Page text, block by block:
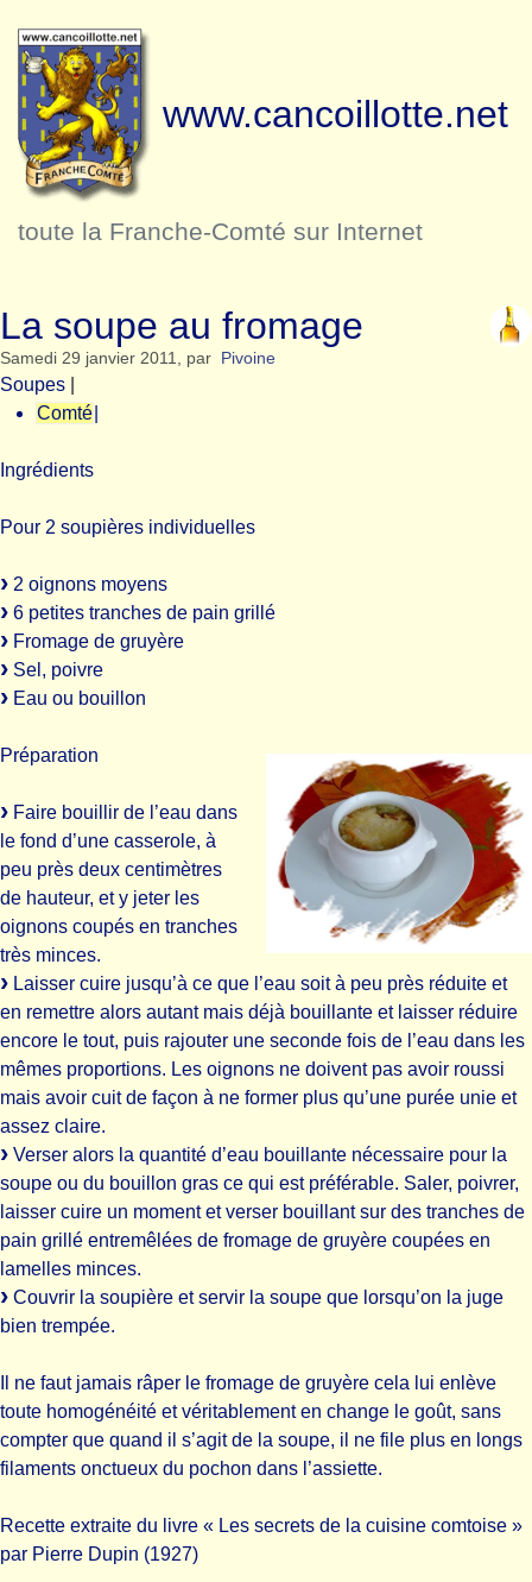
www.cancoillotte.net
toute la Franche-Comté sur Internet
La soupe au fromage
Samedi 29 janvier 2011, par Pivoine
Soupes
Comté
Ingrédients
Pour 2 soupières individuelles
2 oignons moyens
6 petites tranches de pain grillé
Fromage de gruyère
Sel, poivre
Eau ou bouillon
Préparation
Faire bouillir de l’eau dans
le fond d’une casserole, à
peu près deux centimètres
de hauteur, et y jeter les
oignons coupés en tranches
très minces.
Laisser cuire jusqu’à ce que l’eau soit à peu près réduite et
en remettre alors autant mais déjà bouillante et laisser réduire
encore le tout, puis rajouter une seconde fois de l’eau dans les
mêmes proportions. Les oignons ne doivent pas avoir roussi
mais avoir cuit de façon à ne former plus qu’une purée unie et
assez claire.
Verser alors la quantité d’eau bouillante nécessaire pour la
soupe ou du bouillon gras ce qui est préférable. Saler, poivrer,
laisser cuire un moment et verser bouillant sur des tranches de
pain grillé entremêlées de fromage de gruyère coupées en
lamelles minces.
Couvrir la soupière et servir la soupe que lorsqu’on la juge
bien trempée.
Il ne faut jamais râper le fromage de gruyère cela lui enlève
toute homogénéité et véritablement en change le goût, sans
compter que quand il s’agit de la soupe, il ne file plus en longs
filaments onctueux du pochon dans l’assiette.
Recette extraite du livre « Les secrets de la cuisine comtoise »
par Pierre Dupin (1927)